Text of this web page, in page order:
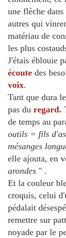
une flèche
autres qui
matériau de
les plus
J'étais éblouie
écoute des
voix.
Tant que dura
pas du regard.
de temps au
outils = fils
mésanges
elle ajouta, en
arondes " .
Et la couleur
croquis, celui
pédalait désesp
remettre sur
noyade par le